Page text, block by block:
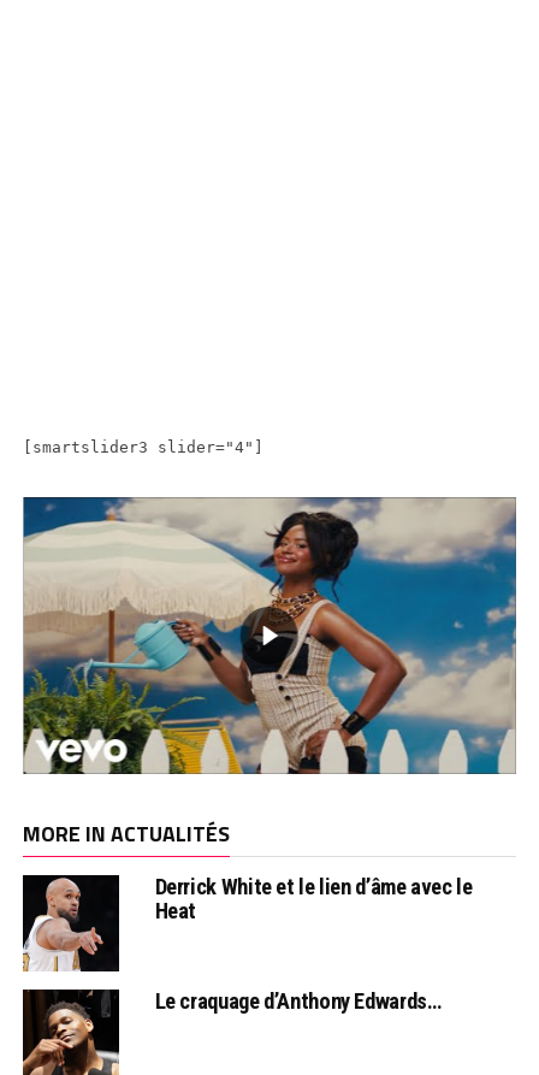
[smartslider3 slider="4"]
MORE IN ACTUALITÉS
Derrick White et le lien d’âme avec le
Heat
Le craquage d’Anthony Edwards…